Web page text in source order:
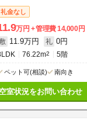
礼金なし
万円 管理費14,000円
11.9万円 礼 0円
76.22m2 5階
ペット可(相談) 南向き
空室状況をお問い合わせ